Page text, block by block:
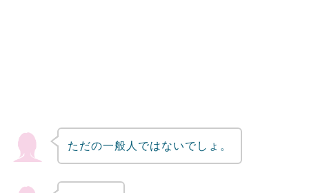
ただの一般人ではないでしょ。